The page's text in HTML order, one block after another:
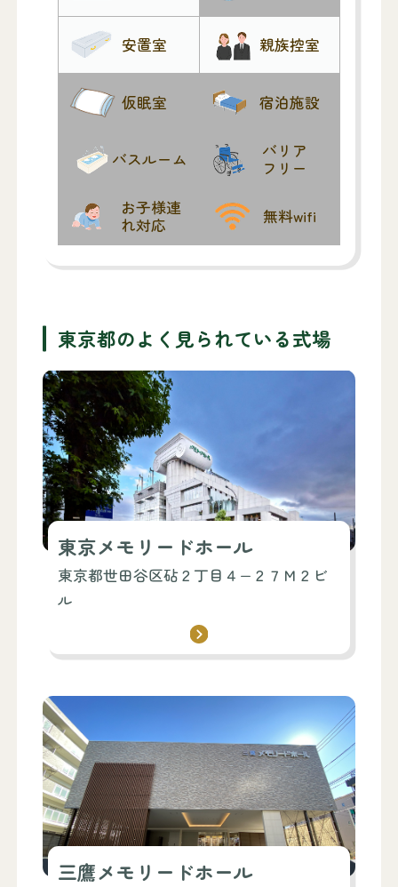
安置室 親族控室
仮眠室 宿泊施設
バスルーム
バリア
フリー
お子様連
れ対応
無料wifi
東京都のよく見られている式場
東京メモリードホール
東京都世田谷区砧２丁目４−２７Ｍ２ビ
ル
三鷹メモリードホール